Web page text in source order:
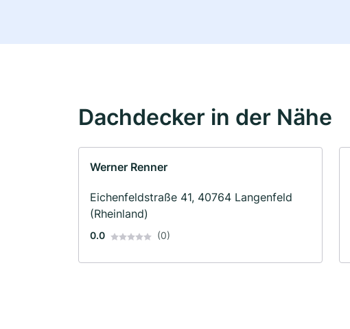
Dachdecker in der Nähe
Werner Renner
Eichenfeldstraße 41, 40764 Langenfeld
(Rheinland)
0.0 (0)